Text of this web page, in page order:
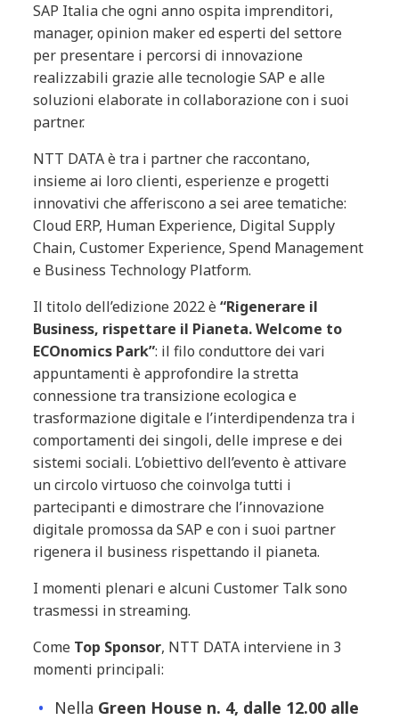
SAP Italia che ogni anno ospita imprenditori,
manager, opinion maker ed esperti del settore
per presentare i percorsi di innovazione
realizzabili grazie alle tecnologie SAP e alle
soluzioni elaborate in collaborazione con i suoi
partner.
NTT DATA è tra i partner che raccontano,
insieme ai loro clienti, esperienze e progetti
innovativi che afferiscono a sei aree tematiche:
Cloud ERP, Human Experience, Digital Supply
Chain, Customer Experience, Spend Management
e Business Technology Platform.
Il titolo dell’edizione 2022 è“Rigenerare il
Business, rispettare il Pianeta. Welcome to
ECOnomics Park”: il filo conduttore dei vari
appuntamenti è approfondire la stretta
connessione tra transizione ecologica e
trasformazione digitale e l’interdipendenza tra i
comportamenti dei singoli, delle imprese e dei
sistemi sociali. L’obiettivo dell’evento è attivare
un circolo virtuoso che coinvolga tutti i
partecipanti e dimostrare che l’innovazione
digitale promossa da SAP e con i suoi partner
rigenera il business rispettando il pianeta.
I momenti plenari e alcuni Customer Talk sono
trasmessi in streaming.
Come Top Sponsor, NTT DATA interviene in 3
momenti principali:
Nella Green House n. 4, dalle 12.00 alle